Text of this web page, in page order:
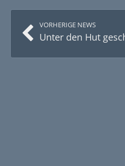
VORHERIGE NEWS
Unter den Hut